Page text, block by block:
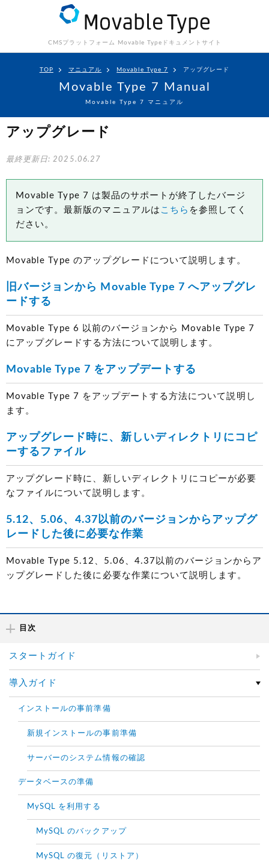
CMSプラットフォーム Movable Type ドキュメントサイト
TOP マニュアル Movable Type 7 アップグレード
Movable Type 7 Manual
Movable Type 7 マニュアル
アップグレード
最終更新日: 2025.06.27
Movable Type 7 は製品のサポートが終了したバージ
ョンです。最新版のマニュアルは こちら を参照してく
ださい。
Movable Type のアップグレードについて説明します。
旧バージョンから Movable Type 7 へアップグレ
ードする
Movable Type 6 以前のバージョンから Movable Type 7
にアップグレードする方法について説明します。
Movable Type 7 をアップデートする
Movable Type 7 をアップデートする方法について説明し
ます。
アップグレード時に、新しいディレクトリにコピ
ーするファイル
アップグレード時に、新しいディレクトリにコピーが必要
なファイルについて説明します。
5.12、5.06、4.37以前のバージョンからアップグ
レードした後に必要な作業
Movable Type 5.12、5.06、4.37以前のバージョンからア
ップグレードした後に必要な作業について説明します。
目次
スタートガイド
導入ガイド
インストールの事前準備
新規インストールの事前準備
サーバーのシステム情報の確認
データベースの準備
MySQL を利用する
MySQL のバックアップ
MySQL の復元（リストア）